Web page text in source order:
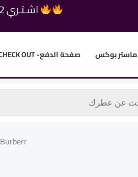
اشـتـري 2 و احصل على 1 مجاناً
ماستر بوكس صفحة الدفع- CHECK OUT
Burberr